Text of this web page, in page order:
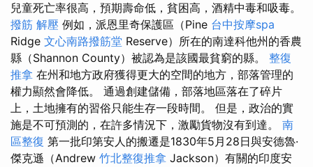
兒童死亡率很高，預期壽命低，貧困高，酒精中毒和吸毒。
撥筋 解壓 例如，派恩里奇保護區（Pine 台中按摩spa
Ridge 文心南路撥筋堂 Reserve）所在的南達科他州的香農
縣（Shannon County）被認為是該國最貧窮的縣。 整復
推拿 在州和地方政府獲得更大的空間的地方，部落管理的
權力顯然會降低。 通過創建儲備，部落地區落在了碎片
上，土地擁有的習俗只能生存一段時間。 但是，政治的實
施是不可預測的，在許多情況下，激勵貨物沒有到達。 南
區整復 第一批印第安人的搬遷是1830年5月28日與安德魯·
傑克遜（Andrew 竹北整復推拿 Jackson）有關的印度安